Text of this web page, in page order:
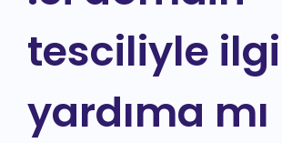
tesciliyle
yardıma mı